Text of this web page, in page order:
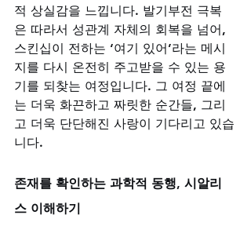
적 상실감을 느낍니다. 발기부전 극복
은 따라서 성관계 자체의 회복을 넘어,
스킨십이 전하는 ‘여기 있어’라는 메시
지를 다시 온전히 주고받을 수 있는 용
기를 되찾는 여정입니다. 그 여정 끝에
는 더욱 화끈하고 짜릿한 순간들, 그리
고 더욱 단단해진 사랑이 기다리고 있습
니다.
존재를 확인하는 과학적 동행, 시알리
스 이해하기